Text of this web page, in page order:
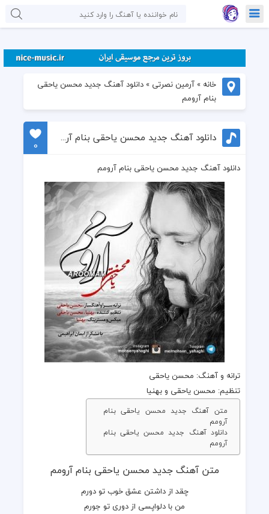
خانه »آرمین نصرتی »دانلود آهنگ جدید محسن یاحقی
بنام آرومم
دانلود آهنگ جدید محسن یاحقی بنام آرومم
0
دانلود آهنگ جدید محسن یاحقی بنام آرومم
ترانه وآهنگ: محسن یاحقی
تنظیم: محسن یاحقی و بهنیا
متن آهنگ جدید محسن یاحقی بنام
آرومم
دانلود آهنگ جدید محسن یاحقی بنام
آرومم
متن آهنگ جدید محسن یاحقی بنام آرومم
چقد از داشتن عشق خوب تو دورم
من با دلواپسی از دوری تو جورم